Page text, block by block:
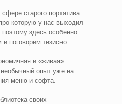
старого портатива
которую у нас выходил
здесь особенно
и поговорим тезисно:
и «живая»
опыт уже на
меню и софта.
своих